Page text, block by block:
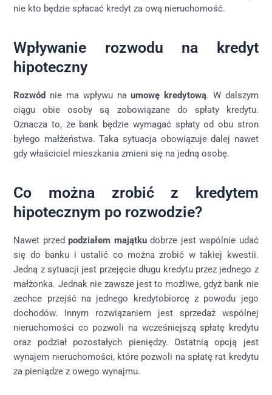
nie kto będzie spłacać kredyt za ową nieruchomość.
Wpływanie rozwodu na kredyt
hipoteczny
Rozwód nie ma wpływu naumowę kredytową. W dalszym
ciągu obie osoby są zobowiązane do spłaty kredytu.
Oznacza to, że bank będzie wymagać spłaty od obu stron
byłego małżeństwa. Taka sytuacja obowiązuje dalej nawet
gdy właściciel mieszkania zmieni się na jedną osobę.
Co można zrobić z kredytem
hipotecznym po rozwodzie?
Nawet przedpodziałem majątkudobrze jest wspólnie udać
się do banku i ustalić co można zrobić w takiej kwestii.
Jedną z sytuacji jest przejęcie długu kredytu przez jednego z
małżonka. Jednak nie zawsze jest to możliwe, gdyż bank nie
zechce przejść na jednego kredytobiorcę z powodu jego
dochodów. Innym rozwiązaniem jest sprzedaż wspólnej
nieruchomości co pozwoli na wcześniejszą spłatę kredytu
oraz podział pozostałych pieniędzy. Ostatnią opcją jest
wynajem nieruchomości, które pozwoli na spłatę rat kredytu
za pieniądze z owego wynajmu.